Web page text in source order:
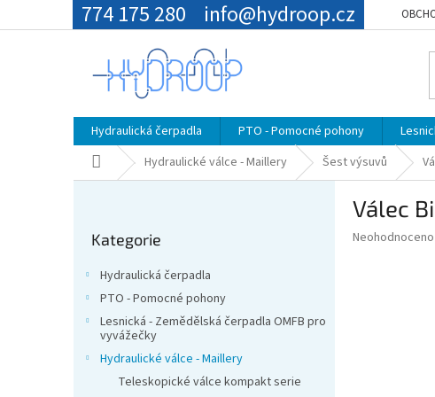
774 175 280 info@hydroop.cz
Hydraulická čerpadla PTO - Pomocné pohony
Domů Hydraulické válce - Maillery Šest výsuvů
kategorie
Kategorie
Hydraulická čerpadla
PTO - Pomocné pohony
Lesnická - Zemědělská čerpadla OMFB pro
vyvážečky
Hydraulické válce - Maillery
Teleskopické válce kompakt serie
Válec
Průměrné
Neohodnoceno